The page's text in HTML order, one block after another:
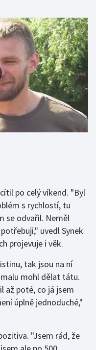
po celý víkend. "Byl
s rychlostí, tu
se odvařil. Neměl
uvedl Synek
projevuje i věk.
tak jsou na ní
mohl dělat tátu.
až poté, co já jsem
úplně jednoduché,"
"Jsem rád, že